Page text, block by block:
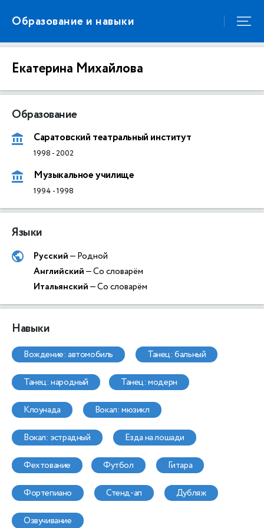
Образование и навыки
Екатерина Михайлова
Образование
Саратовский театральный институт
1998 -2002
Музыкальное училище
1994 -1998
Языки
Русский— Родной
Английский— Со словарём
Итальянский— Со словарём
Навыки
вождение: автомобиль танец: бальный
танец: народный танец: модерн
клоунада вокал: мюзикл
вокал: эстрадный езда на лошади
фехтование футбол гитара
фортепиано стенд-ап дубляж
озвучивание